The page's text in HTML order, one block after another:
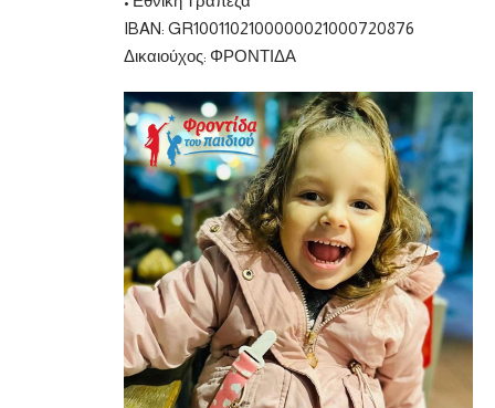
IBAN: GR1001102100000021000720876
Δικαιούχος: ΦΡΟΝΤΙΔΑ